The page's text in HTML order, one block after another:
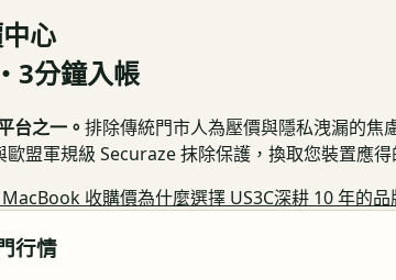
心
3分鐘入帳
台之一。 排除傳統門市人為壓價與隱私洩漏的焦
盟軍規級 Securaze 抹除保護，換取您裝置應得
收購價為什麼選擇 US3C深耕 10 年的
行情